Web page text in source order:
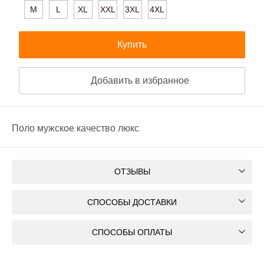
M L XL XXL 3XL 4XL
Купить
Добавить в избранное
Поло мужское качество люкс
ОТЗЫВЫ
СПОСОБЫ ДОСТАВКИ
СПОСОБЫ ОПЛАТЫ